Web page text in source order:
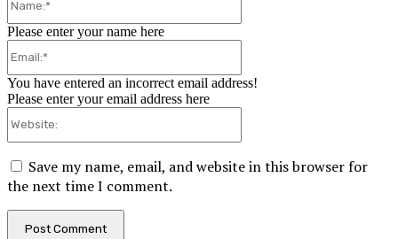
Please enter your name here
You have entered an incorrect email address!
Please enter your email address here
Save my name, email, and website in this browser for
the next time I comment.